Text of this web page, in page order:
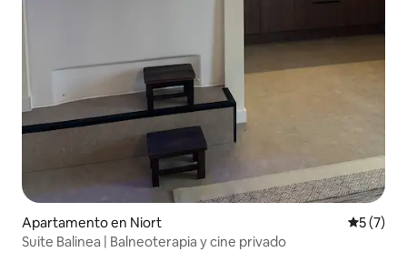
Apartamento en Niort
5 (7)
Suite Balinea | Balneoterapia y cine privado